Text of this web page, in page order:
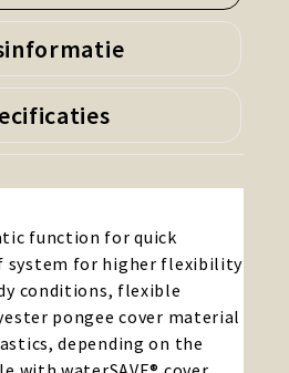
function for quick
system for higher flexibility
conditions, flexible
pongee cover material
depending on the